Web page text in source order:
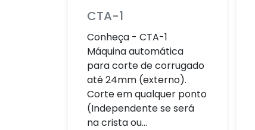
CTA-1
Conheça - CTA-1
Máquina automática
para corte de corrugado
até 24mm (externo).
Corte em qualquer ponto
(Independente se será
na crista ou...